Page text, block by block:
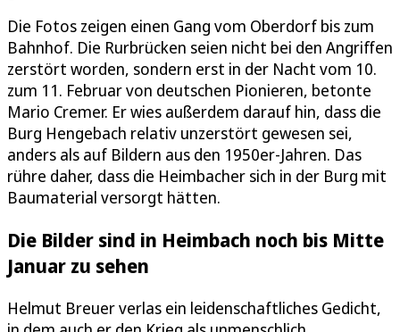
Die Fotos zeigen einen Gang vom Oberdorf bis zum
Bahnhof. Die Rurbrücken seien nicht bei den Angriffen
zerstört worden, sondern erst in der Nacht vom 10.
zum 11. Februar von deutschen Pionieren, betonte
Mario Cremer. Er wies außerdem darauf hin, dass die
Burg Hengebach relativ unzerstört gewesen sei,
anders als auf Bildern aus den 1950er-Jahren. Das
rühre daher, dass die Heimbacher sich in der Burg mit
Baumaterial versorgt hätten.
Die Bilder sind in Heimbach noch bis Mitte
Januar zu sehen
Helmut Breuer verlas ein leidenschaftliches Gedicht,